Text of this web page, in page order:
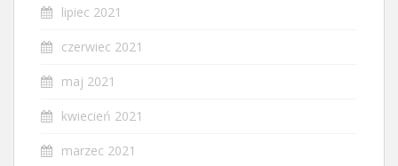
lipiec 2021
czerwiec 2021
maj 2021
kwiecień 2021
marzec 2021